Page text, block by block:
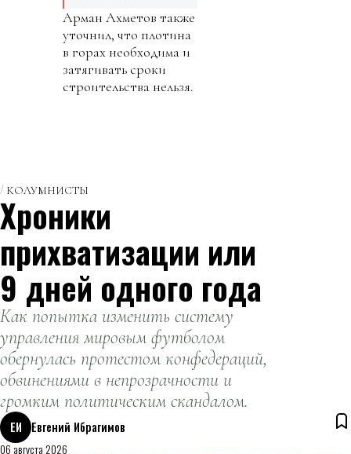
Арман Ахметов также
уточнил, что плотина
в горах необходима и
затягивать сроки
строительства нельзя.
КОЛУМНИСТЫ
Хроники
прихватизации или
9 дней одного года
Как попытка изменить систему
управления мировым футболом
обернулась протестом конфедераций,
обвинениями в непрозрачности и
громким политическим скандалом.
ЕИ
Евгений Ибрагимов
06 августа 2026